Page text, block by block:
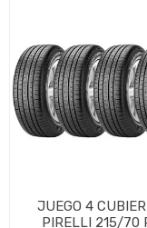
JUEGO 4
PIRELLI 215/70